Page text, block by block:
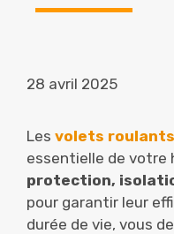
28 avril 2025
Les volets roulants
essentielle de
protection,
pour garantir leur
durée de vie, vous